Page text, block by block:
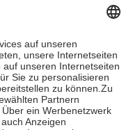
in Höhe von zehn
mehr als die tatsächlichen
für Online-Apotheken.
beträgt die
zehn Euro je
ihre eigene Gesundheit zu